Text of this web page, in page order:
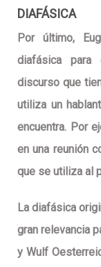
DIAFÁSICA
Por último,
diafásica para
discurso que
utiliza un
encuentra. Por
en una reunión
que se utiliza al
La diafásica
gran relevancia
y Wulf